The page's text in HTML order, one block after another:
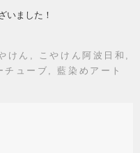
いました！
けん こやけん阿波日和
チューブ ,藍染めアート